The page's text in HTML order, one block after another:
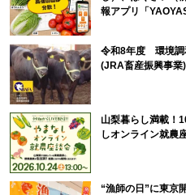
報アプリ「
令和8年度 環境調
(JRA畜産振興事業
山梨暮らし満載！
しオンライン就農
“漁師の日”に東京